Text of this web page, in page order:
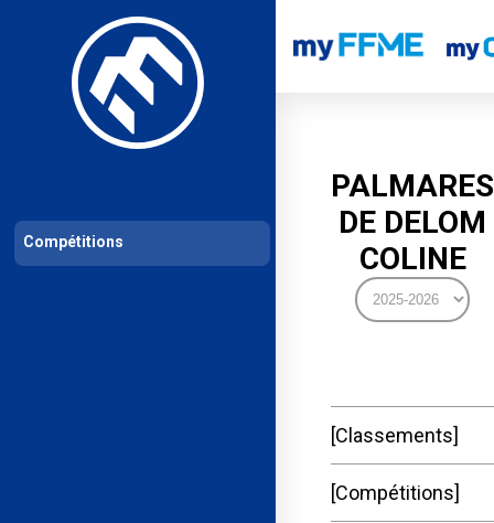
Les compétitions Calendrier de compétitions Classements
PALMARES
DE DELOM
COLINE
Classements
Compétitions
Compétitions